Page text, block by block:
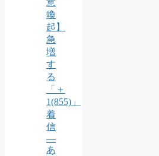
喚
起】
急
増
す
る
「＋
1(855)」
着
信
―
あ